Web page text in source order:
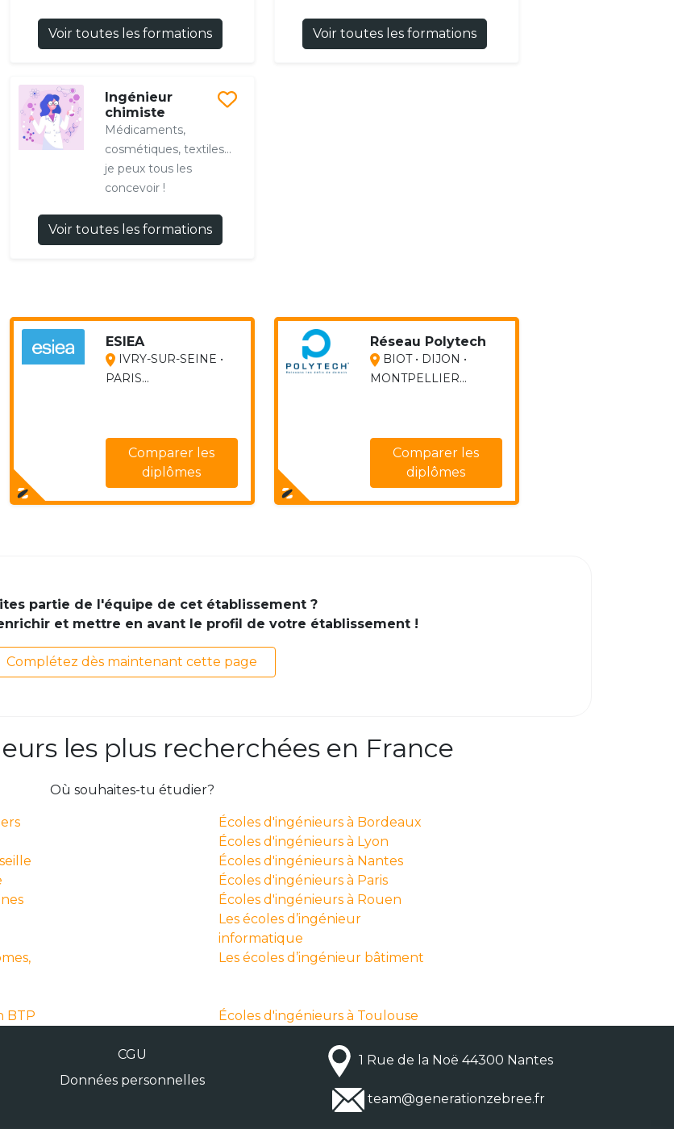
Voir toutes les formations Voir toutes les formations
Ingénieur
chimiste
Médicaments,
cosmétiques, textiles…
je peux tous les
concevoir !
Voir toutes les formations
ESIEA
IVRY-SUR-SEINE •
PARIS...
Comparer les
diplômes
Réseau Polytech
BIOT • DIJON •
MONTPELLIER...
Comparer les
diplômes
partie de l'équipe de cet établissement ?
et mettre en avant le profil de votre établissement !
Complétez dès maintenant cette page
les plus recherchées en France
Où souhaites-tu étudier?
Écoles d'ingénieurs à Bordeaux
Écoles d'ingénieurs à Lyon
Écoles d'ingénieurs à Nantes
Écoles d'ingénieurs à Paris
Écoles d'ingénieurs à Rouen
Les écoles d’ingénieur
informatique
Les écoles d’ingénieur bâtiment
BTP Écoles d'ingénieurs à Toulouse
CGU
Données personnelles
1 Rue de la Noë 44300 Nantes
team@generationzebree.fr